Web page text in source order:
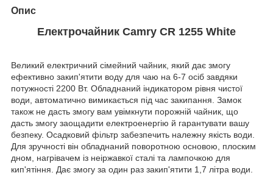
Опис
Електрочайник Camry CR 1255 White
Великий електричний сімейний чайник, який дає змогу
ефективно закип'ятити воду для чаю на 6-7 осіб завдяки
потужності 2200 Вт. Обладнаний індикатором рівня чистої
води, автоматично вимикається під час закипання. Замок
також не дасть змогу вам увімкнути порожній чайник, що
дасть змогу заощадити електроенергію й гарантувати вашу
безпеку. Осадковий фільтр забезпечить належну якість води.
Для зручності він обладнаний поворотною основою, плоским
дном, нагрівачем із неіржавкої сталі та лампочкою для
кип'ятіння. Дає змогу за один раз закип'ятити 1,7 літра води.